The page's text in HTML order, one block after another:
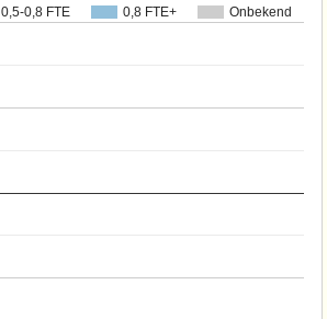
0,5-0,8 FTE 0,8 FTE+ Onbekend